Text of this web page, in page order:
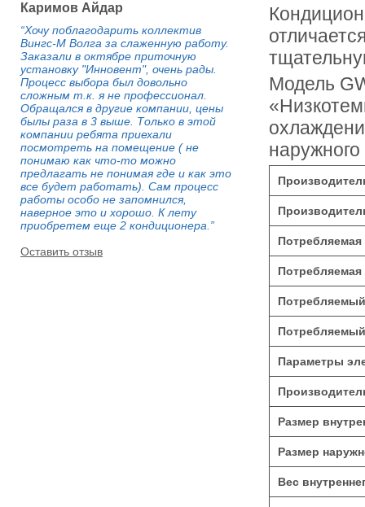
Модель
Параметры
Размер
Размер
Вес
Каримов Айдар
“Хочу поблагодарить коллектив
Вингс-М Волга за слаженную работу.
Заказали в октябре приточную
установку "Инновент", очень рады.
Процесс выбора был довольно
сложным т.к. я не профессионал.
Обращался в другие компании, цены
былы раза в 3 выше. Только в этой
компании ребята приехали
посмотреть на помещение ( не
понимаю как что-то можно
предлагать не понимая где и как это
все будет работать). Сам процесс
работы особо не запомнился,
наверное это и хорошо. К лету
приобретем еще 2 кондиционера.”
Оставить отзыв